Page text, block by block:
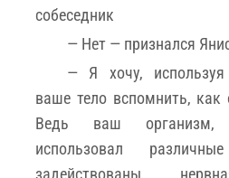
собеседник
— Нет — признался
— Я хочу,
ваше тело вспомнить,
Ведь ваш организм,
использовал
задействованы